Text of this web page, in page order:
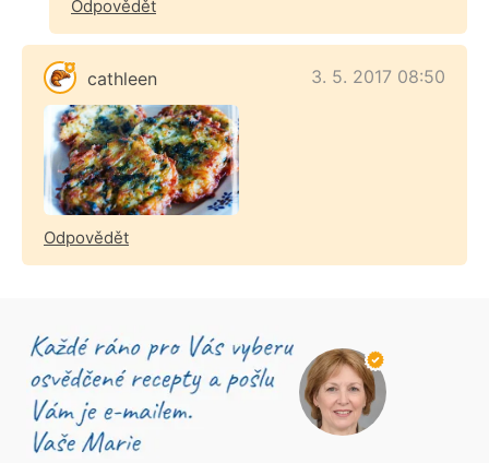
Odpovědět
cathleen 3. 5. 2017 08:50
Odpovědět